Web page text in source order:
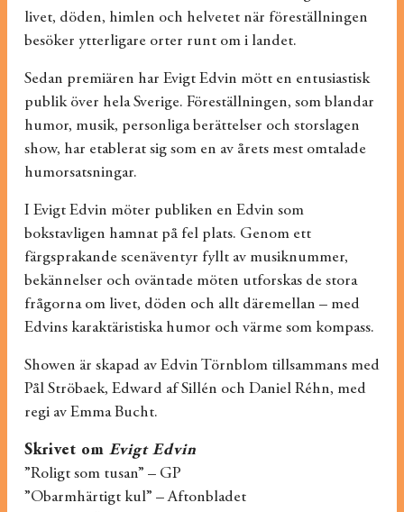
livet, döden, himlen och helvetet när föreställningen
besöker ytterligare orter runt om i landet.
Sedan premiären har Evigt Edvin mött en entusiastisk
publik över hela Sverige. Föreställningen, som blandar
humor, musik, personliga berättelser och storslagen
show, har etablerat sig som en av årets mest omtalade
humorsatsningar.
I Evigt Edvin möter publiken en Edvin som
bokstavligen hamnat på fel plats. Genom ett
färgsprakande scenäventyr fyllt av musiknummer,
bekännelser och oväntade möten utforskas de stora
frågorna om livet, döden och allt däremellan – med
Edvins karaktäristiska humor och värme som kompass.
Showen är skapad av Edvin Törnblom tillsammans med
Pål Ströbaek, Edward af Sillén och Daniel Réhn, med
regi av Emma Bucht.
Skrivet om Evigt Edvin
”Roligt som tusan” – GP
”Obarmhärtigt kul” – Aftonbladet